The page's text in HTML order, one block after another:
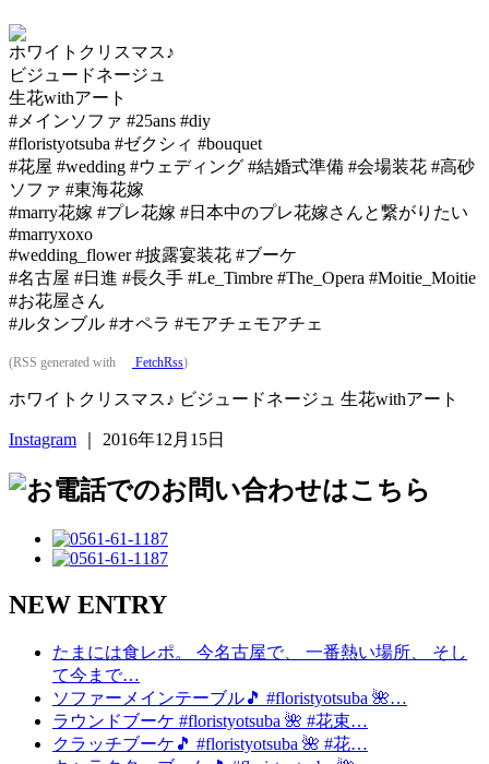
ホワイトクリスマス♪
ビジュードネージュ
生花withアート
#メインソファ #25ans #diy
#floristyotsuba #ゼクシィ #bouquet
#花屋 #wedding #ウェディング #結婚式準備 #会場装花 #高砂
ソファ #東海花嫁
#marry花嫁 #プレ花嫁 #日本中のプレ花嫁さんと繋がりたい
#marryxoxo
#wedding_flower #披露宴装花 #ブーケ
#名古屋 #日進 #長久手 #Le_Timbre #The_Opera #Moitie_Moitie
#お花屋さん
#ルタンブル #オペラ #モアチェモアチェ
(RSS generated with FetchRss)
ホワイトクリスマス♪ ビジュードネージュ 生花withアート
Instagram ｜ 2016年12月15日
NEW ENTRY
たまには食レポ。 今名古屋で、 一番熱い場所、 そし
て今まで…
ソファーメインテーブル🎵 #floristyotsuba 🌺…
ラウンドブーケ #floristyotsuba 🌺 #花束…
クラッチブーケ🎵 #floristyotsuba 🌺 #花…